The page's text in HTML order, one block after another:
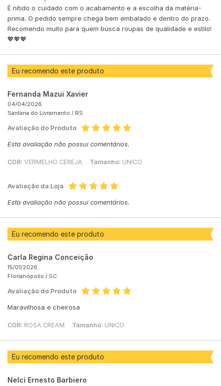
É nítido o cuidado com o acabamento e a escolha da matéria-
prima. O pedido sempre chega bem embalado e dentro do prazo.
Recomendo muito para quem busca roupas de qualidade e estilo!
💖💖💖
Eu recomendo este produto
Fernanda Mazui Xavier
04/04/2026
Santana do Livramento / RS
Avaliação do Produto
Esta avaliação não possui comentários.
COR: VERMELHO CEREJA Tamanho: UNICO
Avaliação da Loja
Esta avaliação não possui comentários.
Eu recomendo este produto
Carla Regina Conceição
15/01/2026
Florianópolis / SC
Avaliação do Produto
Maravilhosa e cheirosa
COR: ROSA CREAM Tamanho: UNICO
Eu recomendo este produto
Nelci Ernesto Barbiero